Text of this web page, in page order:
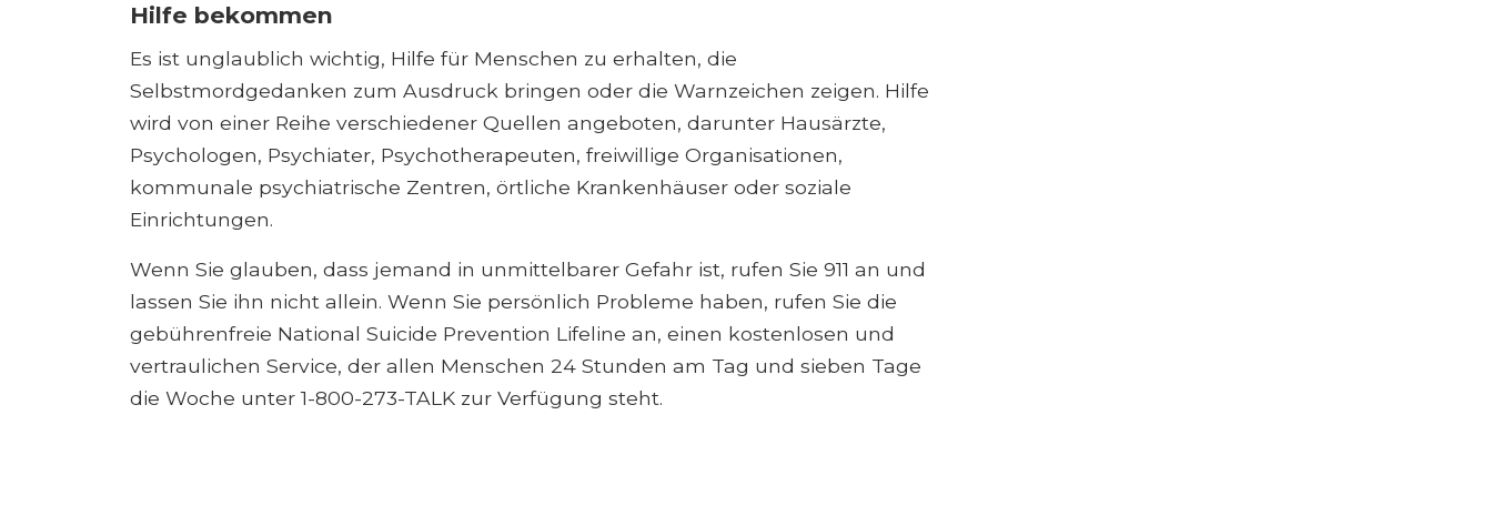
Hilfe bekommen
Es ist unglaublich wichtig, Hilfe für Menschen zu erhalten, die
Selbstmordgedanken zum Ausdruck bringen oder die Warnzeichen zeigen. Hilfe
wird von einer Reihe verschiedener Quellen angeboten, darunter Hausärzte,
Psychologen, Psychiater, Psychotherapeuten, freiwillige Organisationen,
kommunale psychiatrische Zentren, örtliche Krankenhäuser oder soziale
Einrichtungen.
Wenn Sie glauben, dass jemand in unmittelbarer Gefahr ist, rufen Sie 911 an und
lassen Sie ihn nicht allein. Wenn Sie persönlich Probleme haben, rufen Sie die
gebührenfreie National Suicide Prevention Lifeline an, einen kostenlosen und
vertraulichen Service, der allen Menschen 24 Stunden am Tag und sieben Tage
die Woche unter 1-800-273-TALK zur Verfügung steht.